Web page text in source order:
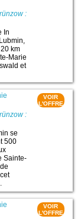
:
In
km
Marie
et
:
se
500
Sainte-
VOIR
L'OFFRE
VOIR
L'OFFRE